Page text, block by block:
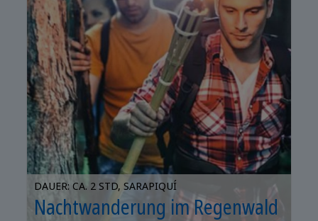
DAUER: CA. 2 STD, SARAPIQUÍ
Nachtwanderung im Regenwald